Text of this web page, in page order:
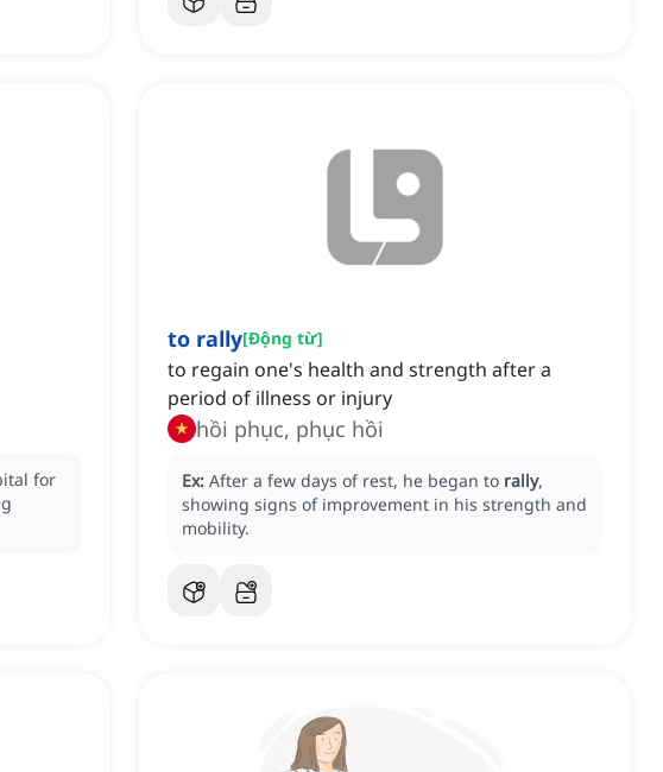
for
to rally[Động từ]
to regain one's health and strength after a
period of illness or injury
hồi phục, phục hồi
Ex: After a few days of rest, he began to rally,
showing signs of improvement in his strength and
mobility.